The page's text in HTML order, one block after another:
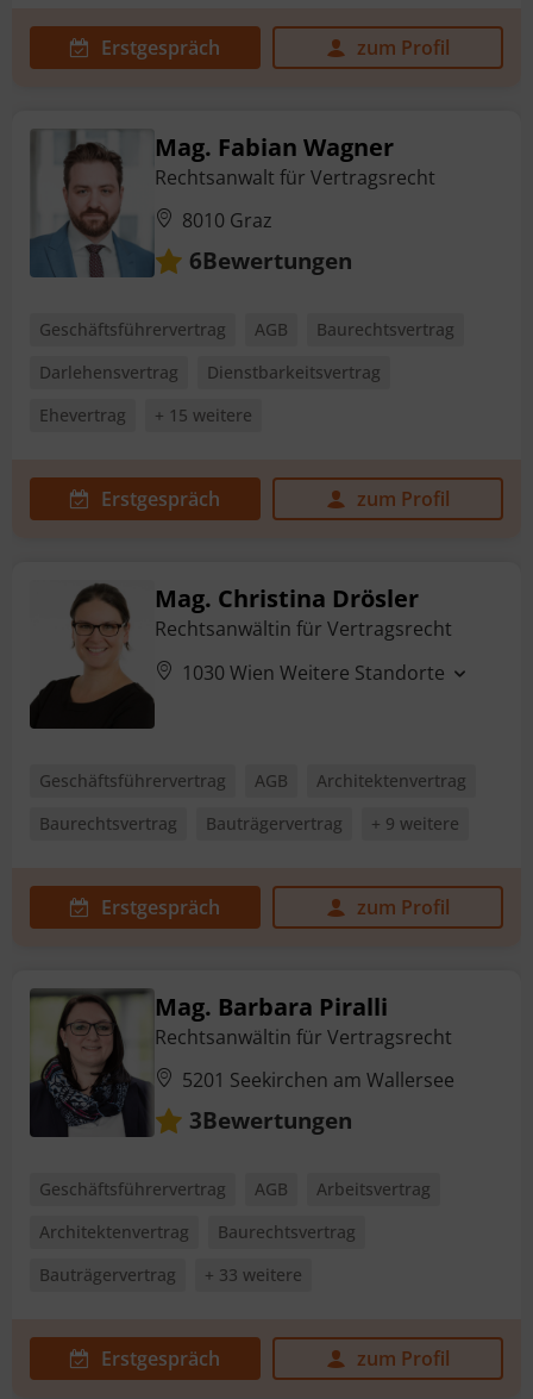
Erstgespräch zum Profil
Mag. Fabian Wagner
Rechtsanwalt für Vertragsrecht
8010 Graz
6Bewertungen
Geschäftsführervertrag AGB
Baurechtsvertrag
Darlehensvertrag
Dienstbarkeitsvertrag
Ehevertrag
+ 15 weitere
Erstgespräch zum Profil
Mag. Christina Drösler
Rechtsanwältin für Vertragsrecht
1030 Wien Weitere Standorte
Geschäftsführervertrag AGB
Architektenvertrag
Baurechtsvertrag
Bauträgervertrag + 9 weitere
Erstgespräch zum Profil
Mag. Barbara Piralli
Rechtsanwältin für Vertragsrecht
5201 Seekirchen am Wallersee
3Bewertungen
Geschäftsführervertrag AGB
Arbeitsvertrag
Architektenvertrag
Baurechtsvertrag
Bauträgervertrag
+ 33 weitere
Erstgespräch zum Profil